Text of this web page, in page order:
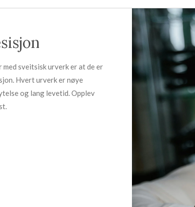
sveitsisk urverk er at de er
Hvert urverk er nøye
og lang levetid. Opplev